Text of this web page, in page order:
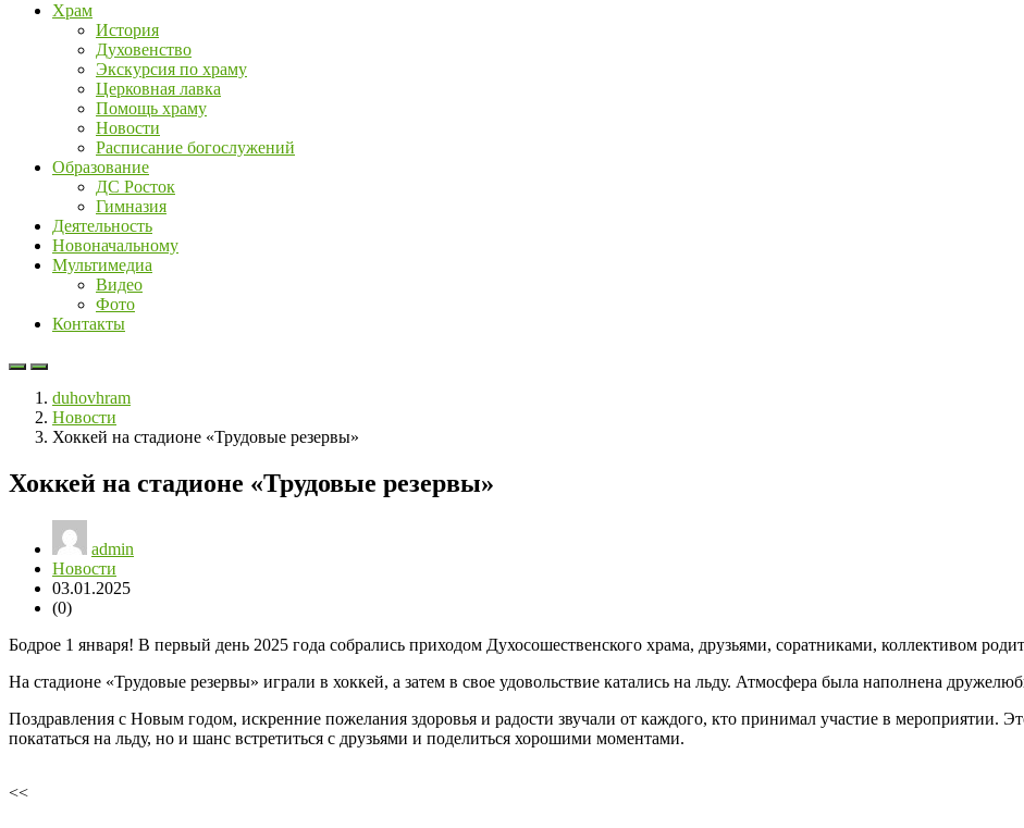
Храм
История
Духовенство
Экскурсия по храму
Церковная лавка
Помощь храму
Новости
Расписание богослужений
Образование
ДС Росток
Гимназия
Деятельность
Новоначальному
Мультимедиа
Видео
Фото
Контакты
duhovhram
Новости
Хоккей на стадионе «Трудовые резервы»
Хоккей на стадионе «Трудовые резервы»
admin
Новости
03.01.2025
(0)
Бодрое 1 января! В первый день 2025 года собрались приходом Духосошественского храма, друзьями, соратниками, коллективом
На стадионе «Трудовые резервы» играли в хоккей, а затем в свое удовольствие катались на льду. Атмосфера была наполнена
Поздравления с Новым годом, искренние пожелания здоровья и радости звучали от каждого, кто принимал участие в мероприятии.
покататься на льду, но и шанс встретиться с друзьями и поделиться хорошими моментами.
<<